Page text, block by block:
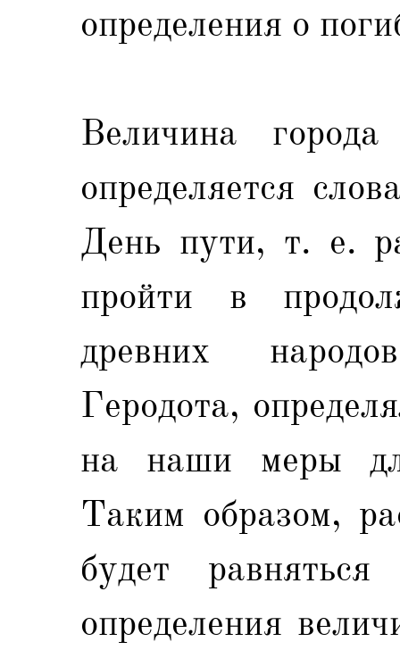
определения о
Величина
определяется
День пути, т. е.
пройти в
древних
Геродота,
на наши меры
Таким образом,
будет
определения